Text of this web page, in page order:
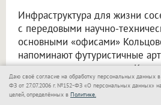
Инфраструктура для жизни
с передовыми научно-
основными «офисами»
напоминают футуристичные
стереотипные промзоны. К
архитектура местного
его в одну из главных местных
Даю своё согласие на обработку персональных данных в
ФЗ от 27.07.2006 г. №152-ФЗ «О персональных данных»
целей, определённых в Политике.